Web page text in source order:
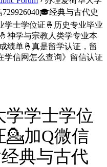
经典与古代史
学士学位证🤞历史专业毕业
神学与宗教人类学专业本
绩单🤞真是留学认证，留
学信网怎么查询》留信认证
学学士学位
💁加Q微信
典与古代